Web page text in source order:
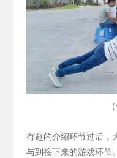
（
有趣的介绍环节过后，
与到接下来的游戏环节。